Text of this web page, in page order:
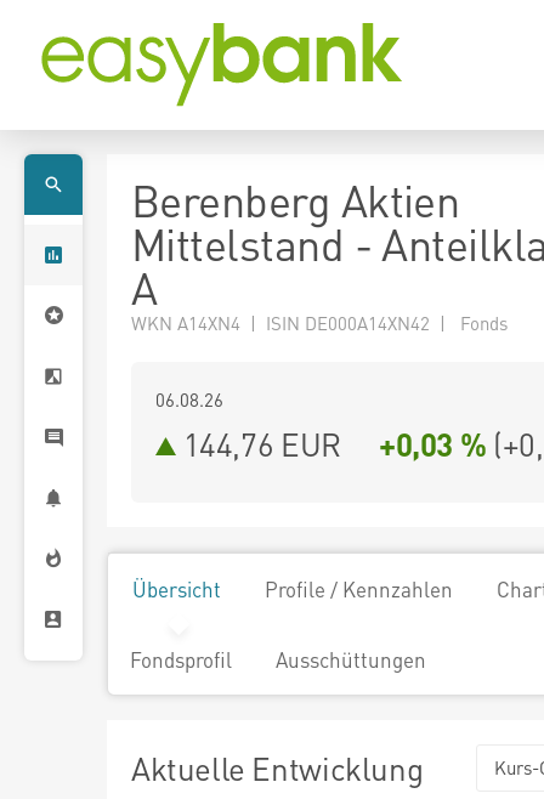
Berenberg Aktien
Mittelstand -
A
WKN A14XN4 | ISIN DE000A14XN42 | Fonds
06.08.26
144,76 EUR +0,03 % (
Übersicht Profile / Kennzahlen
Fondsprofil Ausschüttungen
Aktuelle Entwicklung Kurs-